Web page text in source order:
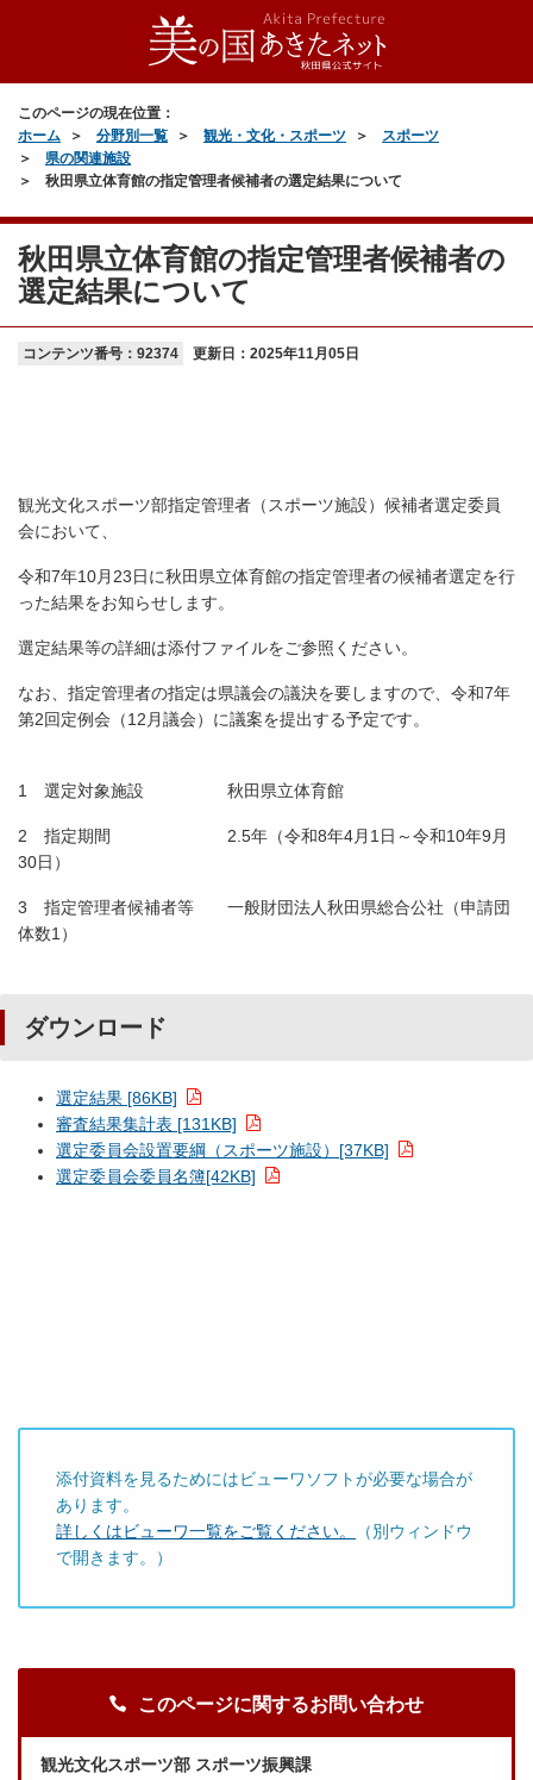
このページの現在位置：
ホーム
分野別一覧 観光・文化・スポーツ
スポーツ
県の関連施設
秋田県立体育館の指定管理者候補者の選定結果について
秋田県立体育館の指定管理者候補者の
選定結果について
コンテンツ番号：92374 更新日： 2025年11月05日
観光文化スポーツ部指定管理者（スポーツ施設）候補者選定委員
会において、
令和7年10月23日に秋田県立体育館の指定管理者の候補者選定を行
った結果をお知らせします。
選定結果等の詳細は添付ファイルをご参照ください。
なお、指定管理者の指定は県議会の議決を要しますので、令和7年
第2回定例会（12月議会）に議案を提出する予定です。
1 選定対象施設 秋田県立体育館
2 指定期間 2.5年（令和8年4月1日～令和10年9月
30日）
3 指定管理者候補者等 一般財団法人秋田県総合公社（申請団
体数1）
ダウンロード
選定結果 [86KB]
審査結果集計表 [131KB]
選定委員会設置要綱（スポーツ施設）[37KB]
選定委員会委員名簿[42KB]
添付資料を見るためにはビューワソフトが必要な場合が
あります。
詳しくはビューワ一覧をご覧ください。
（別ウィンドウ
で開きます。）
このページに関するお問い合わせ
観光文化スポーツ部 スポーツ振興課